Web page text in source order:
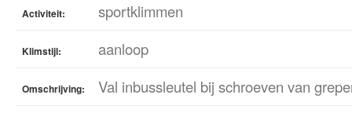
Activiteit: sportklimmen
Klimstijl: aanloop
Omschrijving: Val inbussleutel bij schroeven van